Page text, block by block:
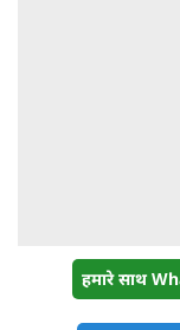
हमारे साथ